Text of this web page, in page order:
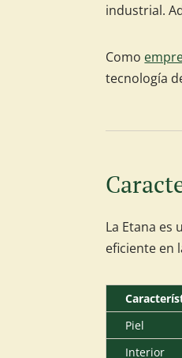
industrial.
Como
tecnología
La Etana
eficiente en
Piel
Interior